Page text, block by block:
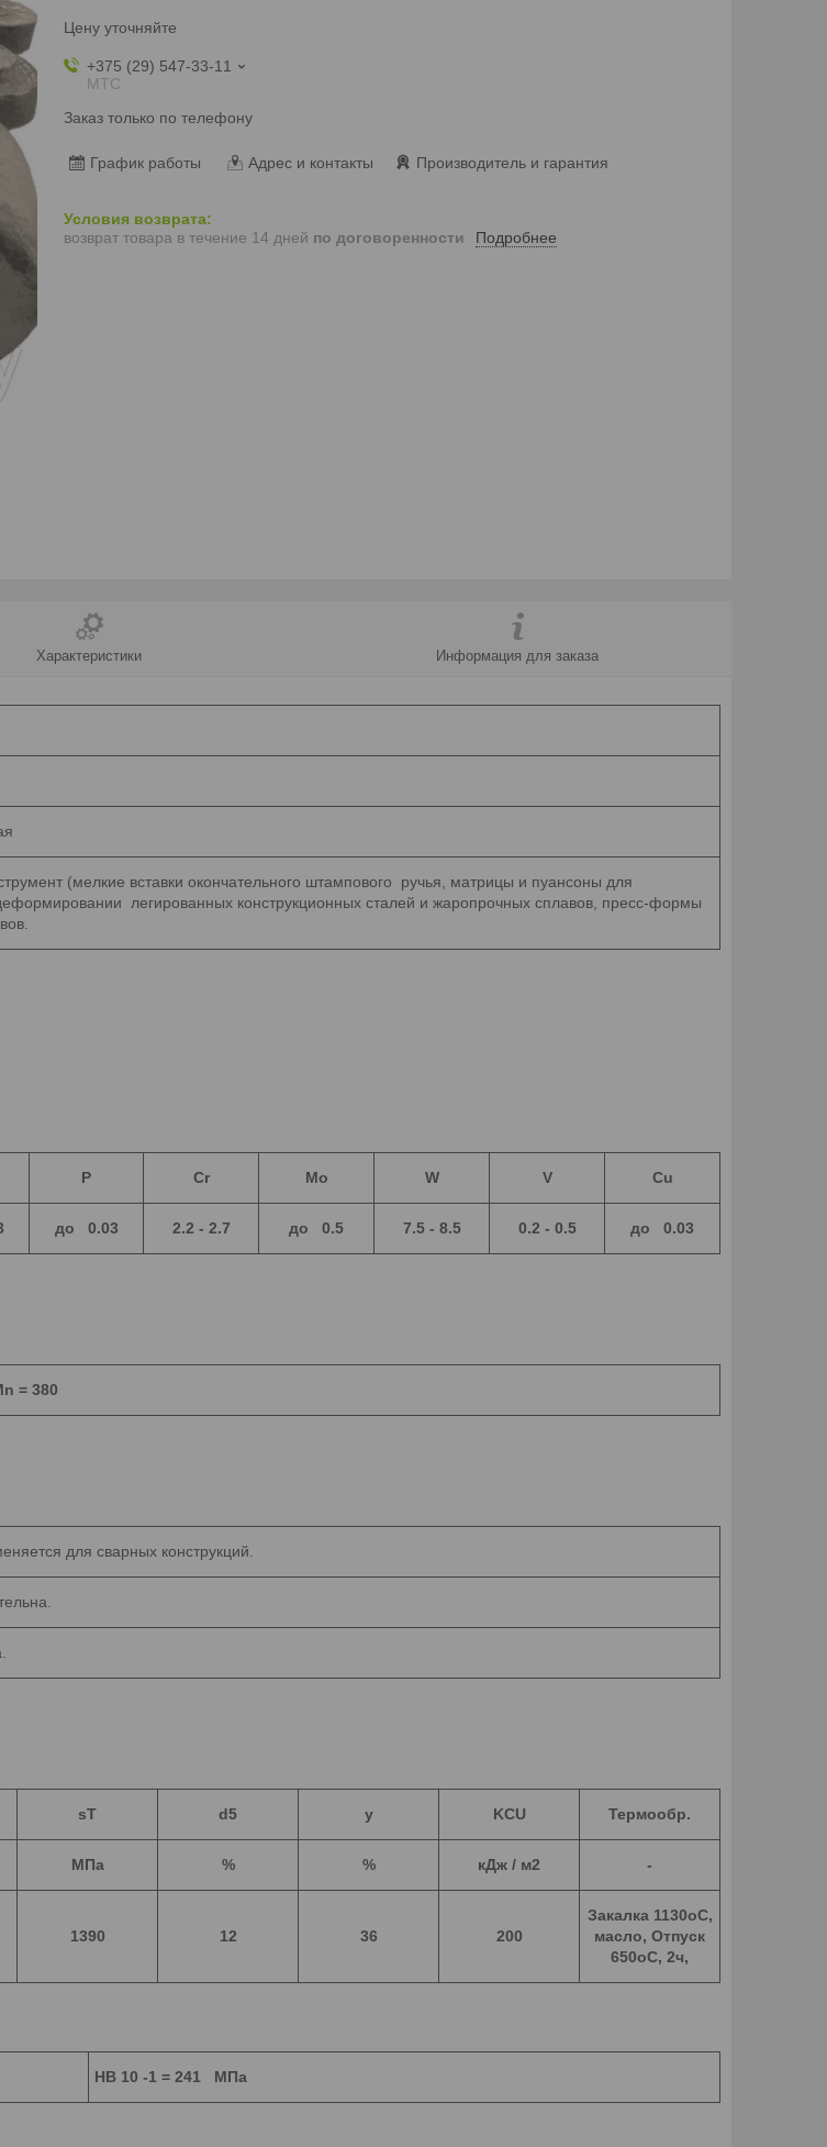
Цену уточняйте
+375 (29) 547-33-11
МТС
Заказ только по телефону
График работы Адрес и контакты Производитель и гарантия
возврат товара в течение 14 дней по договоренности Подробнее
Характеристики Информация для заказа
(мелкие вставки окончательного штампового ручья, матрицы и пуансоны для
легированных конструкционных сталей и жаропрочных сплавов, пресс-формы
P Cr Mo W V Cu
до 0.03 2.2 - 2.7 до 0.5 7.5 - 8.5 0.2 - 0.5 до 0.03
= 380
для сварных конструкций.
sT d5 y KCU Термообр.
МПа % % кДж / м2 -
1390 12 36 200
Закалка 1130oC,
масло, Отпуск
650oC, 2ч,
HB 10 -1 = 241 МПа